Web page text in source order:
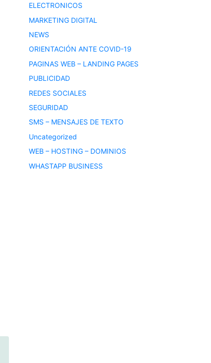
ELECTRONICOS
MARKETING DIGITAL
NEWS
ORIENTACIÓN ANTE COVID-19
PAGINAS WEB – LANDING PAGES
PUBLICIDAD
REDES SOCIALES
SEGURIDAD
SMS – MENSAJES DE TEXTO
Uncategorized
WEB – HOSTING – DOMINIOS
WHASTAPP BUSINESS